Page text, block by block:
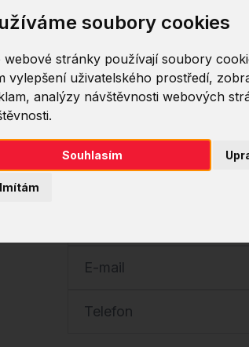
soubory cookies
webové stránky používají soubory
vylepšení uživatelského prostředí,
analýzy návštěvnosti webových
Souhlasím
Tento kurz lze uspořádat
Stačí nám zanechat
E-mail
Telefon